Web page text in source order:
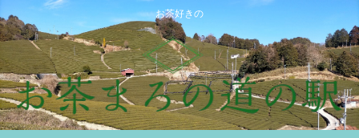
お茶好きの